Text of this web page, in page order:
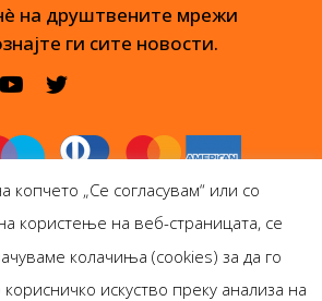
на друштвените мрежи
ги сите новости.
копчето „Се согласувам“ или со
користење на веб-страницата, се
колачиња (cookies) за да го
искуство преку анализа на